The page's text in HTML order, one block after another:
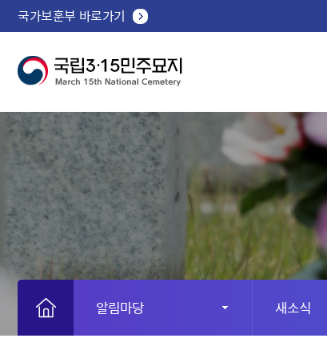
국가보훈부 바로가기
알림마당 새소식